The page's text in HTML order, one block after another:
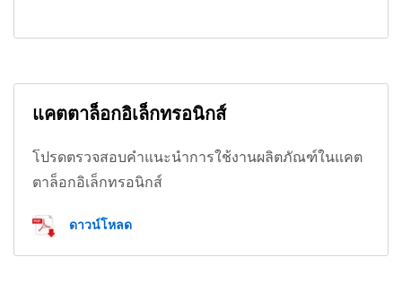
แคตตาล็อกอิเล็กทรอนิกส์
โปรดตรวจสอบคำแนะนำการใช้งานผลิตภัณฑ์ในแคต
ตาล็อกอิเล็กทรอนิกส์
ดาวน์โหลด